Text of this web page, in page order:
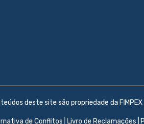
deste site são propriedade da
de Conflitos Livro de Reclamações